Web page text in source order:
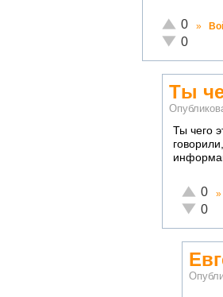
Отлично!
0
0
»
Ты
Ты чего
Отлично!
0
0
»